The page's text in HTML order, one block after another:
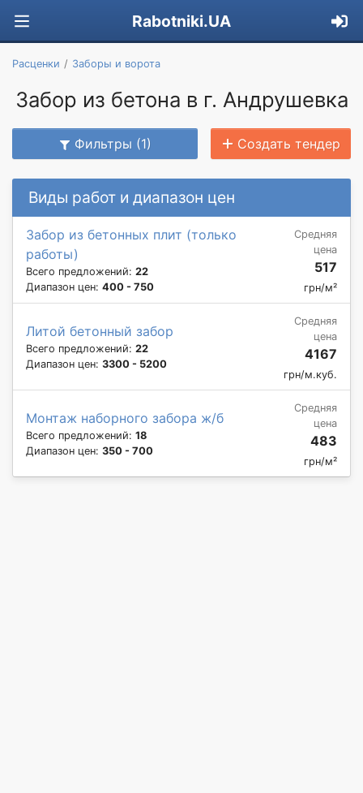
Rabotniki.UA
Расценки Заборы и ворота
Забор из бетона в г. Андрушевка
Фильтры (1) Создать тендер
Виды работ и диапазон цен
Забор из бетонных плит (только
работы)
Всего предложений: 22
Диапазон цен: 400 - 750
Средняя
цена
517
грн/м²
Литой бетонный забор
Всего предложений: 22
Диапазон цен: 3300 - 5200
Средняя
цена
4167
грн/м.куб.
Монтаж наборного забора ж/б
Всего предложений: 18
Диапазон цен: 350 - 700
Средняя
цена
483
грн/м²